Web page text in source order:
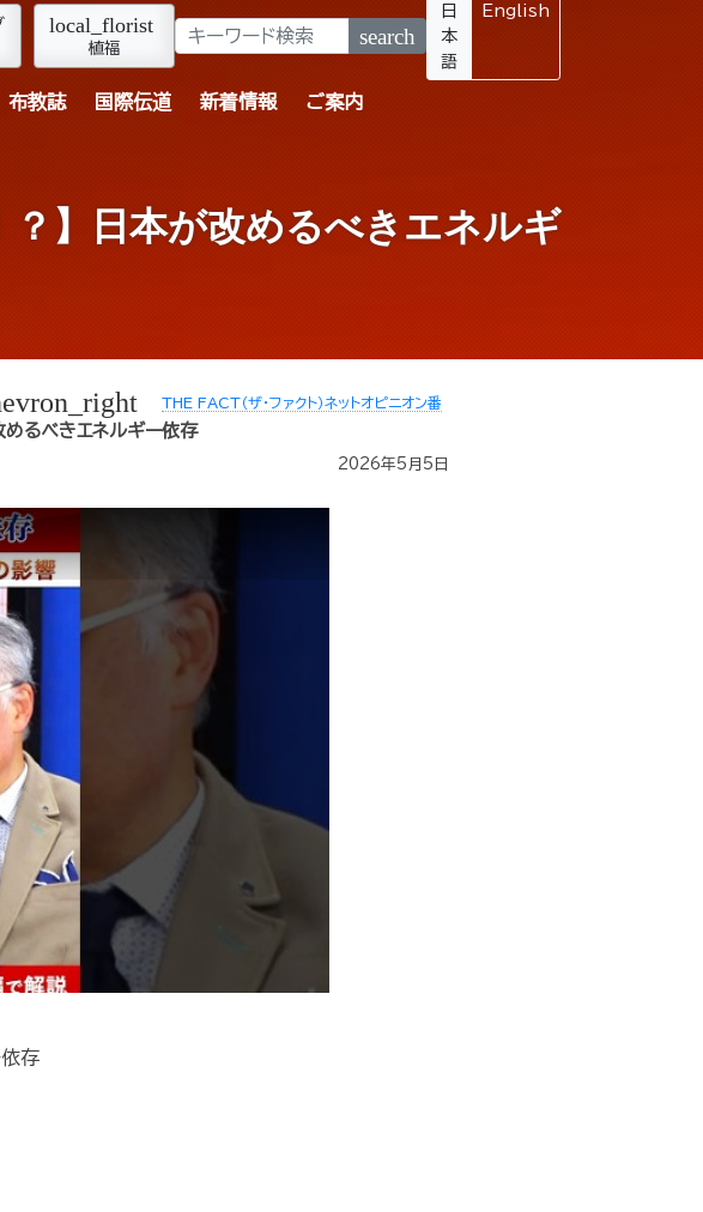
local_florist
植福 search
日
本
語
English
布教誌 国際伝道 新着情報 ご案内
？】日本が改めるべきエネルギ
THE FACT（ザ・ファクト）ネットオピニオン番
めるべきエネルギー依存
2026年5月5日
存